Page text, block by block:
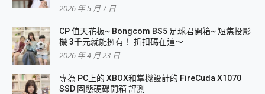
2026 年 5 月 7 日
CP 值天花板~ Bongcom BS5 足球君開箱~ 短焦投影
機 3千元就能擁有！ 折扣碼在這～
2026 年 4 月 23 日
專為 PC上的 XBOX和掌機設計的 FireCuda X1070
SSD 固態硬碟開箱 評測